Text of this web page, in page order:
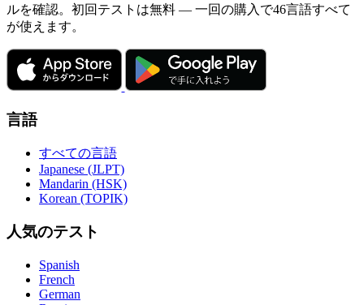
ルを確認。初回テストは無料 — 一回の購入で46言語すべて
が使えます。
言語
すべての言語
Japanese (JLPT)
Mandarin (HSK)
Korean (TOPIK)
人気のテスト
Spanish
French
German